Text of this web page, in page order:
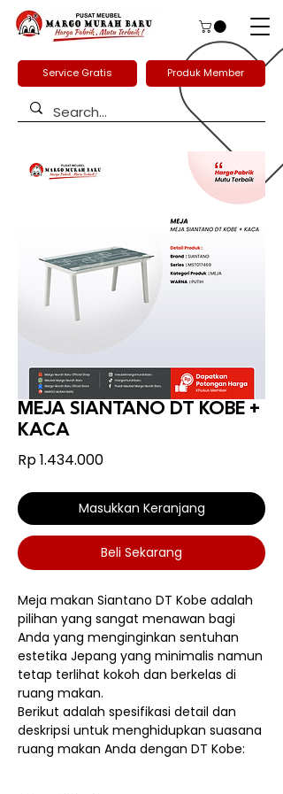
Service Gratis Produk Member
MEJA SIANTANO DT KOBE +
KACA
Rp 1.434.000Harga
Masukkan Keranjang
Beli Sekarang
Meja makan Siantano DT Kobe adalah
pilihan yang sangat menawan bagi
Anda yang menginginkan sentuhan
estetika Jepang yang minimalis namun
tetap terlihat kokoh dan berkelas di
ruang makan.
Berikut adalah spesifikasi detail dan
deskripsi untuk menghidupkan suasana
ruang makan Anda dengan DT Kobe: